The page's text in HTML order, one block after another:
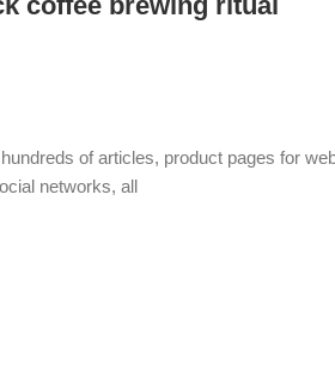
of articles, product pages for
networks, all